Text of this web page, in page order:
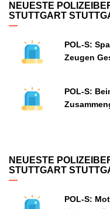
NEUESTE
STUTTGART
POL-S:
Zeugen
POL-S:
NEUESTE
STUTTGART
POL-S: